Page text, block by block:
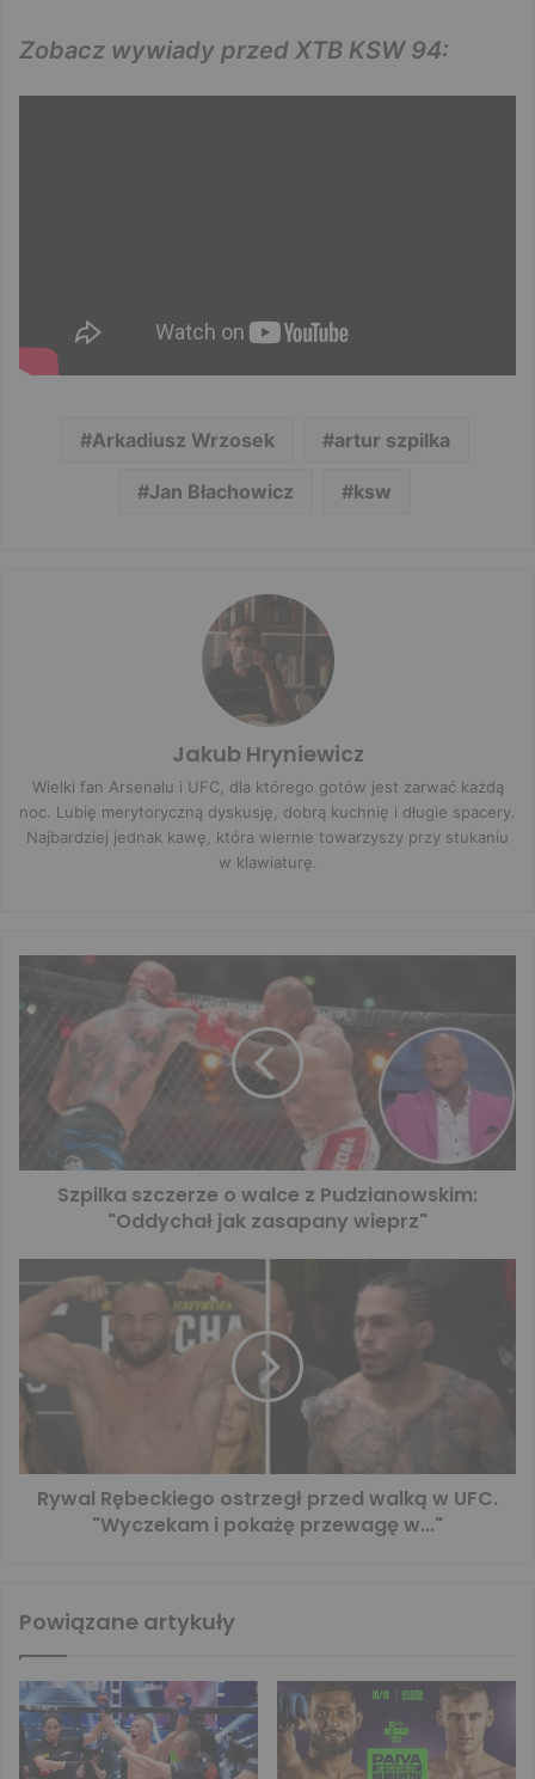
Zobacz wywiady przed XTB KSW 94:
Arkadiusz Wrzosek artur szpilka
Jan Błachowicz ksw
Jakub Hryniewicz
Wielki fan Arsenalu i UFC, dla którego gotów jest zarwać każdą
noc. Lubię merytoryczną dyskusję, dobrą kuchnię i długie spacery.
Najbardziej jednak kawę, która wiernie towarzyszy przy stukaniu
w klawiaturę.
Szpilka szczerze o walce z Pudzianowskim:
"Oddychał jak zasapany wieprz"
Rywal Rębeckiego ostrzegł przed walką w UFC.
"Wyczekam i pokażę przewagę w..."
Powiązane artykuły